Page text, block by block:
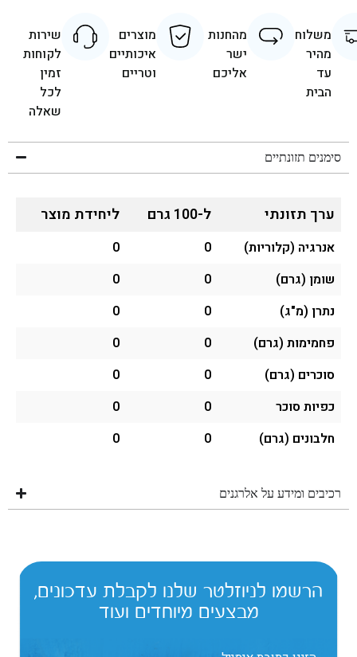
משלוח
מהיר
עד
הבית
מהחנות
ישר
אליכם
מוצרים
איכותיים
וטריים
שירות
לקוחות
זמין
לכל
שאלה
סימנים תזונתיים
ערך תזונתי ל-100 גרם ליחידת מוצר
אנרגיה (קלוריות) 0
0
שומן (גרם)
0
0
נתרן (מ"ג)
0
0
פחמימות (גרם)
0
0
סוכרים (גרם)
0
0
כפיות סוכר
0
0
חלבונים (גרם)
0
0
רכיבים ומידע על אלרגנים
הרשמו לניוזלטר שלנו לקבלת עדכונים,
מבצעים מיוחדים ועוד